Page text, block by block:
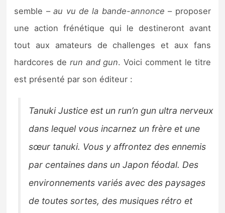
Précommandes
Précommandes jeux Switch 2
Sorties de jeux
Guides
semble –au vu de la bande-annonce – proposer
une action frénétique qui le destineront avant
tout aux amateurs de challenges et aux fans
hardcores de run and gun. Voici comment le titre
est présenté par son éditeur :
Tanuki Justice est un run’n gun ultra nerveux
dans lequel vous incarnez un frère et une
sœur tanuki. Vous y affrontez des ennemis
par centaines dans un Japon féodal. Des
environnements variés avec des paysages
de toutes sortes, des musiques rétro et